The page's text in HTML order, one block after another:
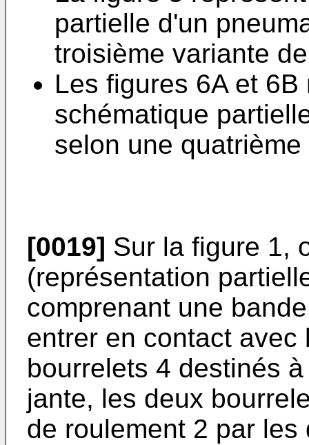
partielle d'un
troisième variante
Les figures 6A et
schématique
selon une
[0019] Sur la figure 1,
(représentation
comprenant une
entrer en contact
bourrelets 4 destinés
jante, les deux
de roulement 2 par les